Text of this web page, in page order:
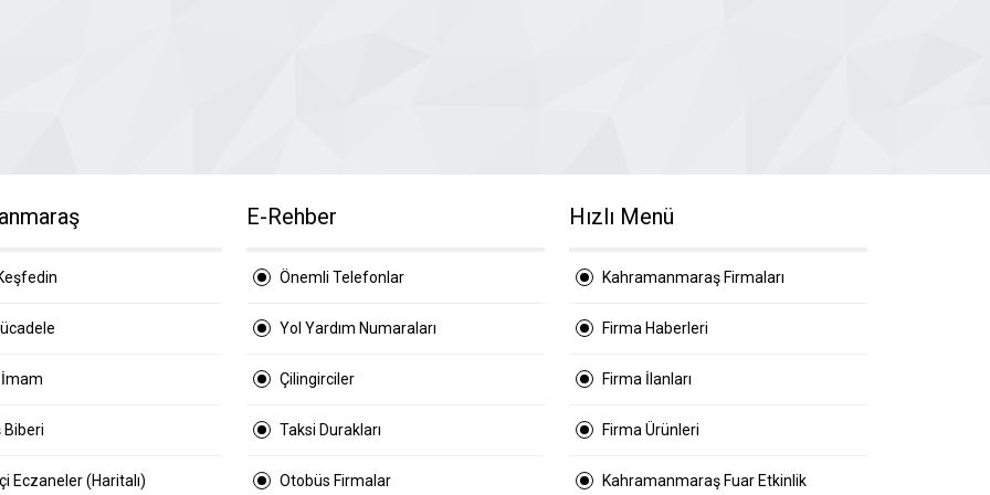
Biberi
Eczaneler (Haritalı)
E-Rehber
Önemli Telefonlar
Yol Yardım Numaraları
Çilingirciler
Taksi Durakları
Otobüs Firmalar
Hızlı Menü
Kahramanmaraş Firmaları
Firma Haberleri
Firma İlanları
Firma Ürünleri
Kahramanmaraş Fuar Etkinlik